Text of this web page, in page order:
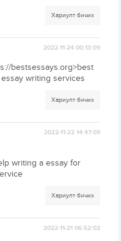
Хариулт бичих
2022-11-24 00:13:09
bestsessays.org>best
writing services
Хариулт бичих
2022-11-22 14:47:09
writing a essay for
Хариулт бичих
2022-11-21 06:52:02